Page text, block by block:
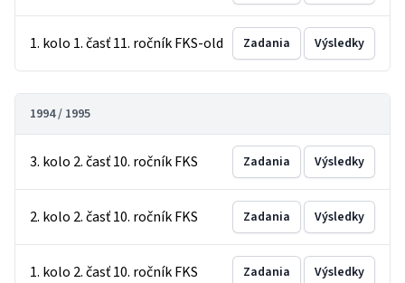
1. kolo 1. časť 11. ročník FKS-old Zadania Výsledky
1994 / 1995
3. kolo 2. časť 10. ročník FKS Zadania Výsledky
2. kolo 2. časť 10. ročník FKS Zadania Výsledky
1. kolo 2. časť 10. ročník FKS Zadania Výsledky